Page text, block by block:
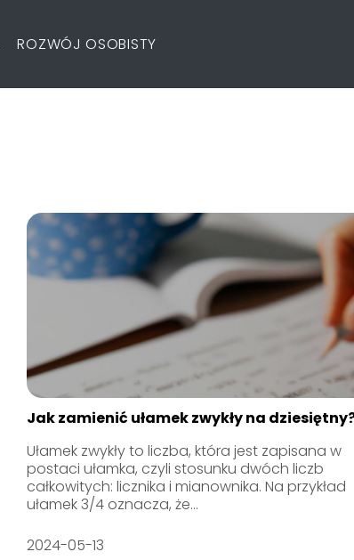
ROZWÓJ OSOBISTY
Jak zamienić ułamek zwykły na
Ułamek zwykły to liczba, która jest zapisana w
postaci ułamka, czyli stosunku dwóch liczb
całkowitych: licznika i mianownika. Na przykład
ułamek 3/4 oznacza, że...
2024-05-13